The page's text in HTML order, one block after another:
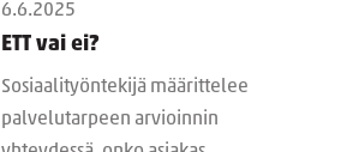
6.6.2025
ETT vai ei?
Sosiaalityöntekijä määrittelee
palvelutarpeen arvioinnin